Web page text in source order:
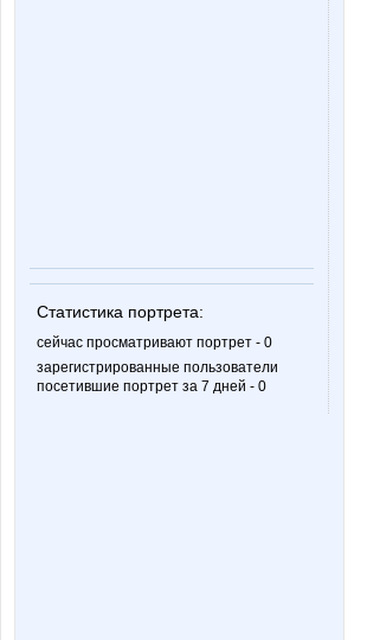
Статистика портрета:
сейчас просматривают портрет - 0
зарегистрированные пользователи
посетившие портрет за 7 дней - 0